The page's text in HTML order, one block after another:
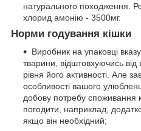
натурального походження.
хлорид амонію - 3500мг.
Норми годування кішки
Виробник на упаковці
тварини, відштовхуючись від
рівня його активності. Але
особливості вашого
добову потребу споживання
погодити, наприклад,
якщо він необхідний;